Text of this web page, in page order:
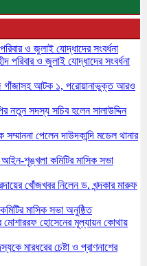
ও জুলাই যোদ্ধাদের সংবর্ধনা
পরিবার ও জুলাই যোদ্ধাদের সংবর্ধনা
গাঁজাসহ আটক ১, পরোয়ানাভুক্ত আরও
নতুন সদস্য সচিব হলেন সালাউদ্দিন
পেলেন দাউদকান্দি মডেল থানার
আইন-শৃঙ্খলা কমিটির মাসিক সভা
খোঁজখবর নিলেন ড. খন্দকার মারুফ
মাসিক সভা অনুষ্ঠিত
মোশাররফ হোসেনের মূল্যায়ন কোথায়
মারধরের চেষ্টা ও প্রাণনাশের